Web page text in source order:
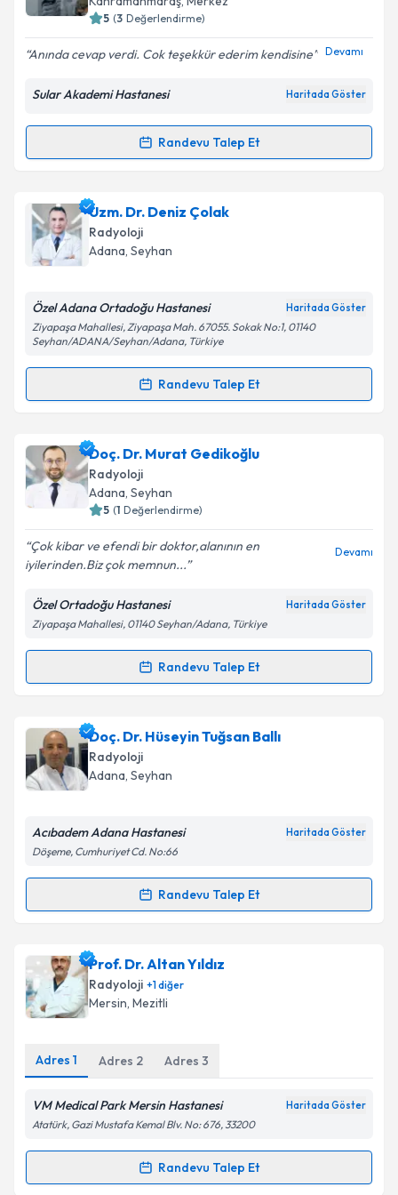
'ni okudum ve kişisel verilerimin belirtilen
kapsamda işlenmesini kabul ediyorum.
Takvim Talebini Gönder
5 (3 Değerlendirme)
Anında cevap verdi. Cok teşekkür ederim kendisine Devamı
Sular Akademi Hastanesi Haritada Göster
Randevu Talep Et
Randevu Takvimi Talebi
Dr. Öğr. Üyesi Mehmet Akif Sarıca
takvimi talebi oluşturun. Size bu uzmandan randevu
almanız için bir takvim hazırlandığında e-posta ile
bilgilendireceğiz.
Kişisel verilerimin işlenmesine ilişkin
Metni'ni okudum ve kişisel verilerimin belirtilen
Takvim Talebini Gönder
Uzm. Dr. Deniz Çolak
Radyoloji
Adana, Seyhan
Özel Adana Ortadoğu Hastanesi Haritada Göster
Ziyapaşa Mahallesi, Ziyapaşa Mah. 67055. Sokak No:1, 01140
Seyhan/ADANA/Seyhan/Adana, Türkiye
Randevu Talep Et
Randevu Takvimi Talebi
Uzm. Dr. Deniz Çolak için randevu takvimi talebi
oluşturun. Size bu uzmandan randevu almanız için bir
takvim hazırlandığında e-posta ile bilgilendireceğiz.
Kişisel verilerimin işlenmesine ilişkin
Aydınlatma
Metni'ni okudum ve kişisel verilerimin belirtilen
kapsamda işlenmesini kabul ediyorum.
Doç. Dr. Murat Gedikoğlu
Radyoloji
Adana, Seyhan
5 (1 Değerlendirme)
Çok kibar ve efendi bir doktor,alanının en
iyilerinden.Biz çok memnun...
Devamı
Özel Ortadoğu Hastanesi Haritada Göster
Ziyapaşa Mahallesi, 01140 Seyhan/Adana, Türkiye
Randevu Talep Et
Randevu Takvimi Talebi
Doç. Dr. Murat Gedikoğluiçin randevu takvimi talebi
oluşturun. Size bu uzmandan randevu almanız için bir
takvim hazırlandığında e-posta ile bilgilendireceğiz.
Kişisel verilerimin işlenmesine ilişkin
Metni'ni okudum ve kişisel verilerimin belirtilen
Takvim Talebini Gönder
Doç. Dr. Hüseyin Tuğsan Ballı
Radyoloji
Adana, Seyhan
Acıbadem Adana Hastanesi Haritada Göster
Döşeme, Cumhuriyet Cd. No:66
Randevu Talep Et
Randevu Takvimi Talebi
Doç. Dr. Hüseyin Tuğsan Ballı
talebi oluşturun. Size bu uzmandan randevu almanız
için bir takvim hazırlandığında e-posta ile
bilgilendireceğiz.
Metni'ni okudum ve kişisel verilerimin belirtilen
kapsamda işlenmesini kabul ediyorum.
Prof. Dr. Altan Yıldız
Radyoloji +1diğer
Mersin, Mezitli
Adres 1 Adres 2 Adres 3
VM Medical Park Mersin Hastanesi Haritada Göster
Atatürk, Gazi Mustafa Kemal Blv. No: 676, 33200
Randevu Talep Et
Randevu Takvimi Talebi